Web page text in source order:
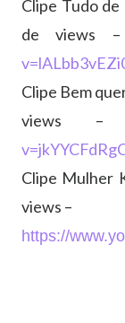
​Clipe Tudo de
de views
Clipe Bem
views
​Clipe Mulher
views –
https://